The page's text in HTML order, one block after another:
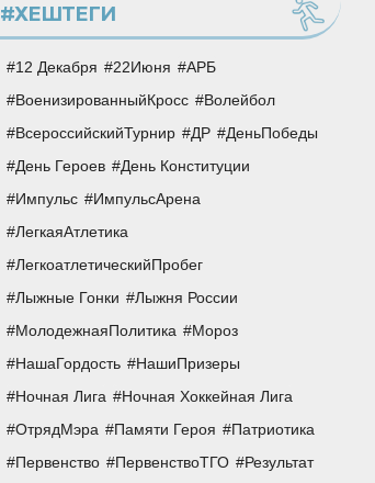
#ХЕШТЕГИ
12 Декабря 22Июня
АРБ
ВоенизированныйКросс
Волейбол
ВсероссийскийТурнир
ДР
ДеньПобеды
День Героев
День Конституции
Импульс
ИмпульсАрена
ЛегкаяАтлетика
ЛегкоатлетическийПробег
Лыжные Гонки
Лыжня России
МолодежнаяПолитика
Мороз
НашаГордость
НашиПризеры
Ночная Лига
Ночная Хоккейная Лига
ОтрядМэра
Памяти Героя
Патриотика
Первенство
ПервенствоТГО
Результат